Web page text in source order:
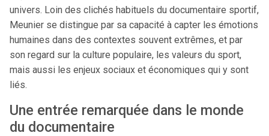
univers. Loin des clichés habituels du documentaire sportif,
Meunier se distingue par sa capacité à capter les émotions
humaines dans des contextes souvent extrêmes, et par
son regard sur la culture populaire, les valeurs du sport,
mais aussi les enjeux sociaux et économiques qui y sont
liés.
Une entrée remarquée dans le monde
du documentaire